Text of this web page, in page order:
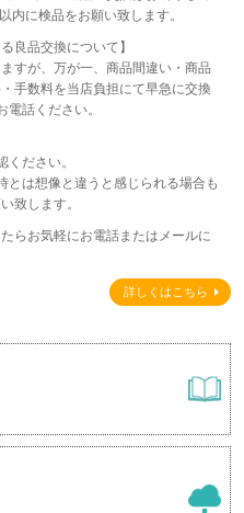
内に検品をお願い致します。
良品交換について】
すが、万が一、商品間違い・商品
手数料を当店負担にて早急に交換
話ください。
ださい。
とは想像と違うと感じられる場合も
致します。
らお気軽にお電話またはメールに
詳しくはこちら